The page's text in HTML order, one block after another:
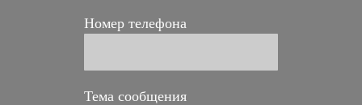
Номер телефона
Тема сообщения